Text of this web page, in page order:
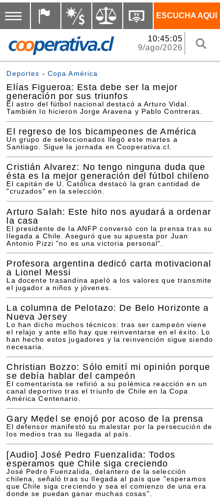
ESCUCHA AQUI
10:45:05
9/ago/2026
Deportes - Copa América
Elías Figueroa: Esta debe ser la mejor
generación por sus triunfos
El astro del fútbol nacional destacó a Arturo Vidal.
También lo hicieron Jorge Aravena y Pablo Contreras.
El regreso de los bicampeones de América
Un grupo de seleccionados llegó este martes a
Santiago. Sigue la jornada en Cooperativa.cl.
Cristián Alvarez: No tengo ninguna duda que
ésta es la mejor generación del fútbol chileno
El capitán de U. Católica destacó la gran cantidad de
"cruzados" en la selección.
Arturo Salah: Este hito nos ayudará a ordenar
la casa
El presidente de la ANFP conversó con la prensa tras su
llegada a Chile. Aseguró que su apuesta por Juan
Antonio Pizzi "no es una victoria personal".
Profesora argentina dedicó carta motivacional
a Lionel Messi
La docente trasandina apeló a los valores que transmite
el jugador a niños y jóvenes.
La columna de Pelotazo: De Belo Horizonte a
Nueva Jersey
Lo han dicho muchos técnicos: tras ser campeón viene
el relajo y ante ello hay que reinventarse en el éxito. Lo
han hecho estos jugadores y la reinvención sigue siendo
necesaria.
Christian Bozzo: Sólo emití mi opinión porque
se debía hablar del campeón
El comentarista se refirió a su polémica reacción en un
canal deportivo tras el triunfo de Chile en la Copa
América Centenario.
Gary Medel se enojó por acoso de la prensa
El defensor manifestó su malestar por la persecución de
los medios tras su llegada al país.
[Audio] José Pedro Fuenzalida: Todos
esperamos que Chile siga creciendo
José Pedro Fuenzalida, delantero de la selección
chilena, señaló tras su llegada al país que "esperamos
que Chile siga creciendo y sea el comienzo de una era
donde se puedan ganar muchas cosas".